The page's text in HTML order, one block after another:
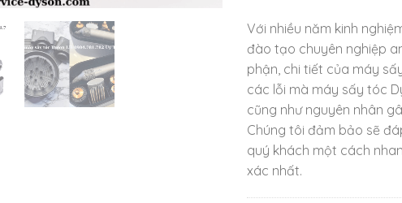
Với nhiều năm kinh
đào tạo chuyên nghiệp
phận, chi tiết của máy
các lỗi mà máy sấy tóc
cũng như nguyên nhân
Chúng tôi đảm bảo sẽ
quý khách một cách
xác nhất.